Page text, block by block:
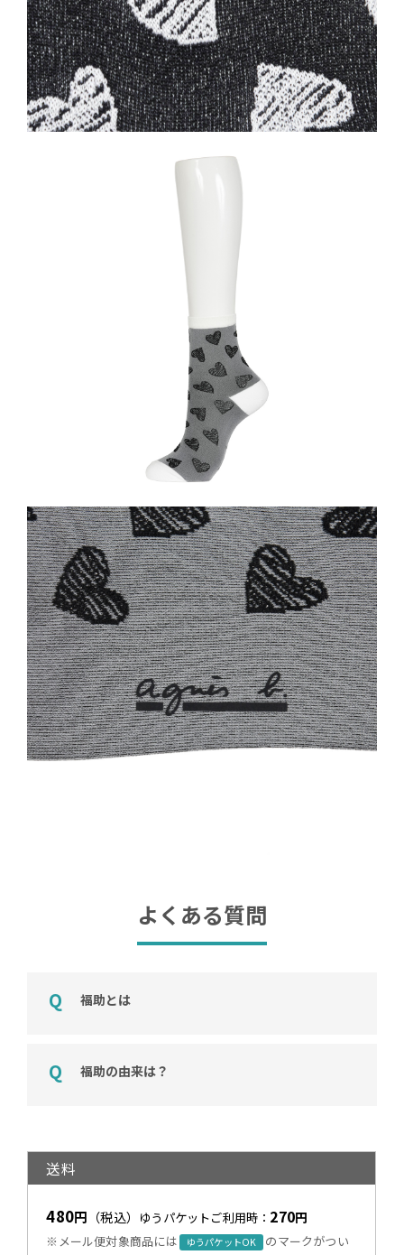
よくある質問
福助とは
福助の由来は？
送料
480円 （税込） ゆうパケットご利用時： 270円
※メール便対象商品には ゆうパケットOK
のマークがつい